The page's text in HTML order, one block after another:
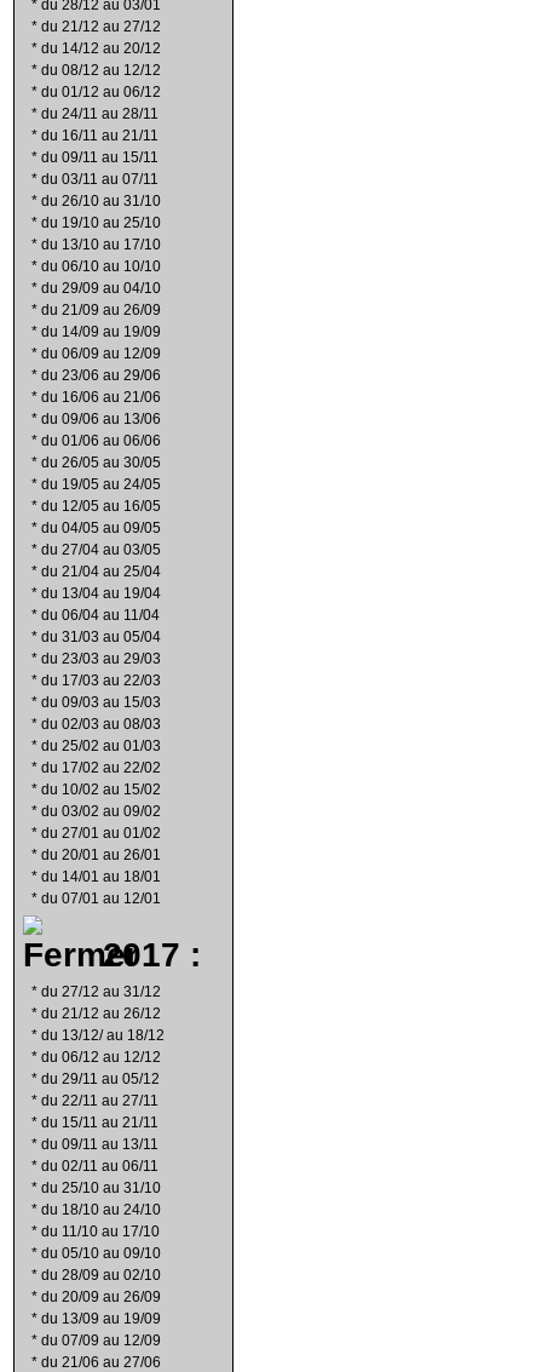
* du 28/12 au 03/01
* du 21/12 au 27/12
* du 14/12 au 20/12
* du 08/12 au 12/12
* du 01/12 au 06/12
* du 24/11 au 28/11
* du 16/11 au 21/11
* du 09/11 au 15/11
* du 03/11 au 07/11
* du 26/10 au 31/10
* du 19/10 au 25/10
* du 13/10 au 17/10
* du 06/10 au 10/10
* du 29/09 au 04/10
* du 21/09 au 26/09
* du 14/09 au 19/09
* du 06/09 au 12/09
* du 23/06 au 29/06
* du 16/06 au 21/06
* du 09/06 au 13/06
* du 01/06 au 06/06
* du 26/05 au 30/05
* du 19/05 au 24/05
* du 12/05 au 16/05
* du 04/05 au 09/05
* du 27/04 au 03/05
* du 21/04 au 25/04
* du 13/04 au 19/04
* du 06/04 au 11/04
* du 31/03 au 05/04
* du 23/03 au 29/03
* du 17/03 au 22/03
* du 09/03 au 15/03
* du 02/03 au 08/03
* du 25/02 au 01/03
* du 17/02 au 22/02
* du 10/02 au 15/02
* du 03/02 au 09/02
* du 27/01 au 01/02
* du 20/01 au 26/01
* du 14/01 au 18/01
* du 07/01 au 12/01
2017 :
* du 27/12 au 31/12
* du 21/12 au 26/12
* du 13/12/ au 18/12
* du 06/12 au 12/12
* du 29/11 au 05/12
* du 22/11 au 27/11
* du 15/11 au 21/11
* du 09/11 au 13/11
* du 02/11 au 06/11
* du 25/10 au 31/10
* du 18/10 au 24/10
* du 11/10 au 17/10
* du 05/10 au 09/10
* du 28/09 au 02/10
* du 20/09 au 26/09
* du 13/09 au 19/09
* du 07/09 au 12/09
* du 21/06 au 27/06